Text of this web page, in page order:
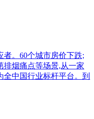
者。60个城市房价下跌;
排烟痛点等场景,从一家
全中国行业标杆平台。到